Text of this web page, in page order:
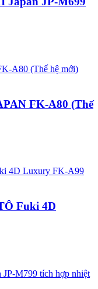
FK-A80 (Thế
Fuki 4D